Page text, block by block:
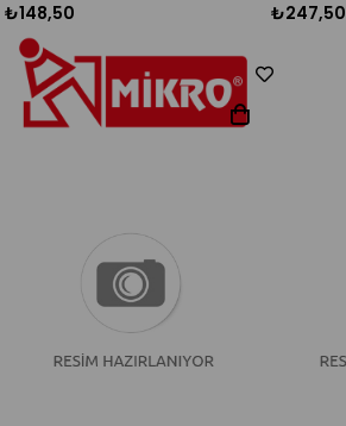
₺148,50 ₺247,50